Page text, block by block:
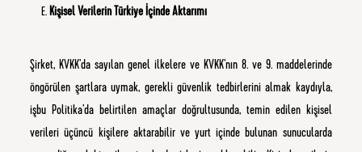
Kişisel Verilerin Türkiye İçinde Aktarımı
Şirket, KVKK’da sayılan genel ilkelere ve KVKK’nın 8. ve 9. maddelerinde
öngörülen şartlara uymak, gerekli güvenlik tedbirlerini almak kaydıyla,
işbu Politika’da belirtilen amaçlar doğrultusunda, temin edilen kişisel
verileri üçüncü kişilere aktarabilir ve yurt içinde bulunan sunucularda